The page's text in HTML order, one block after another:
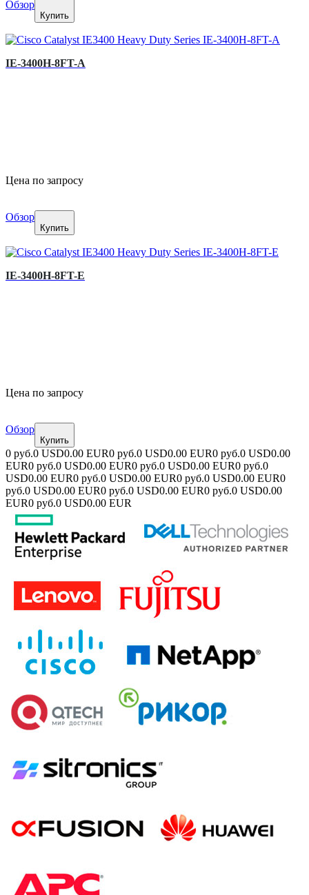
Обзор
Купить
IE-3400H-8FT-A
Цена по запросу
Обзор
Купить
IE-3400H-8FT-E
Цена по запросу
Обзор
Купить
0 руб.0 USD0.00 EUR0 руб.0 USD0.00 EUR0 руб.0 USD0.00
EUR0 руб.0 USD0.00 EUR0 руб.0 USD0.00 EUR0 руб.0
USD0.00 EUR0 руб.0 USD0.00 EUR0 руб.0 USD0.00 EUR0
руб.0 USD0.00 EUR0 руб.0 USD0.00 EUR0 руб.0 USD0.00
EUR0 руб.0 USD0.00 EUR